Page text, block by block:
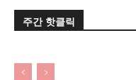
주간 핫클릭